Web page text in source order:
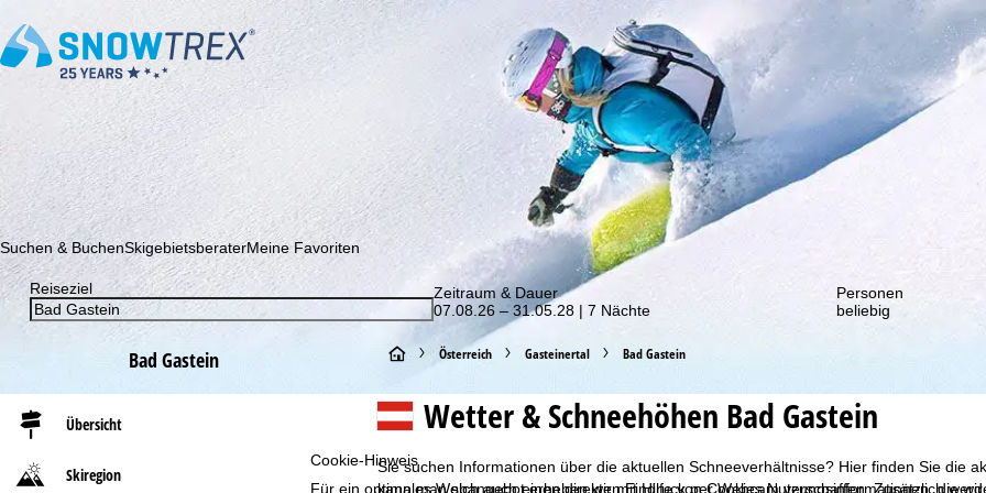
Cookie-Hinweis
Für ein optimales Webangebot erheben wir mit Hilfe von Cookies Nutzungsinformationen, die
Abonnieren Sie unseren Newsletter und erfahren Sie als Erster von unseren Rabatt-Aktionen!
Suchen & BuchenSkigebietsberaterMeine Favoriten
Reiseziel
Zeitraum & Dauer
07.08.26 – 31.05.28 | 7 Nächte
Personen
beliebig
Bad Gastein
Übersicht
Skiregion
S
t
r
Österreich Gasteinertal Bad Gastein
Wetter & Schneehöhen Bad Gastein
Sie suchen Informationen über die aktuellen Schneeverhältnisse? Hier finden Sie die
kann man sich auch einen direkten Eindruck per Webcam verschaffen. Zusätzlich